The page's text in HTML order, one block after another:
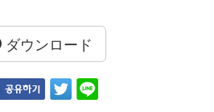
ダウンロード